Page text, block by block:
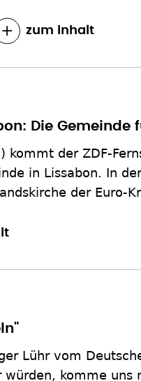
zum Inhalt
Die Gemeinde
kommt der ZDF-
in Lissabon. In
der Euro-
Lühr vom
komme uns